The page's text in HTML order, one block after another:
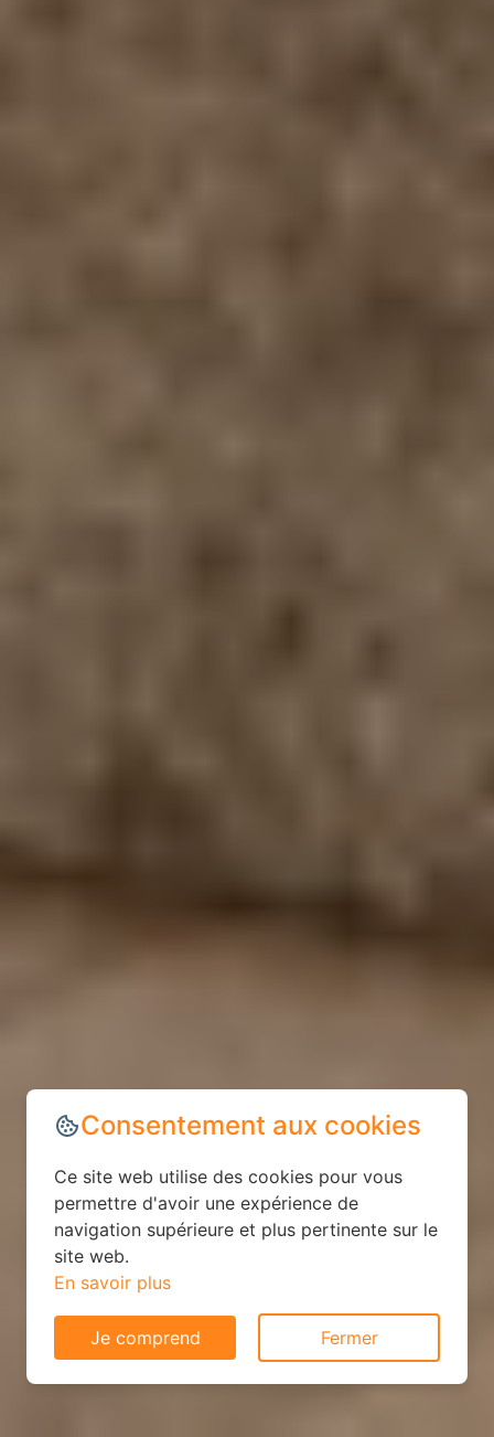
Consentement aux cookies
Ce site web utilise des cookies pour vous
permettre d'avoir une expérience de
navigation supérieure et plus pertinente sur le
site web.
En savoir plus
Je comprend Fermer